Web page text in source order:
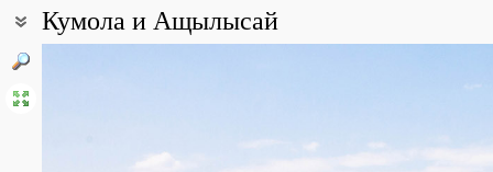
Кумола и Ащылысай
Протяжённость - 124 км. Один из истоков р. Калмыккырган
Ащылысай - левый приток р. Кумола, исток к юго-западу от г.